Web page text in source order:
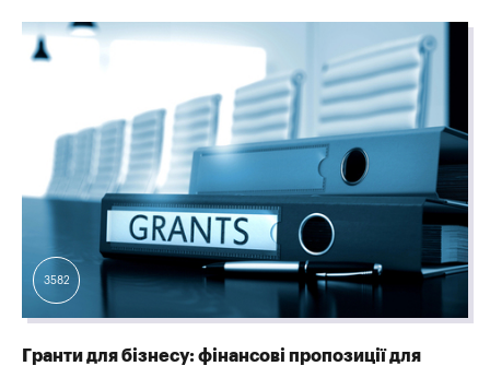
3582
Гранти для бізнесу: фінансові пропозиції для